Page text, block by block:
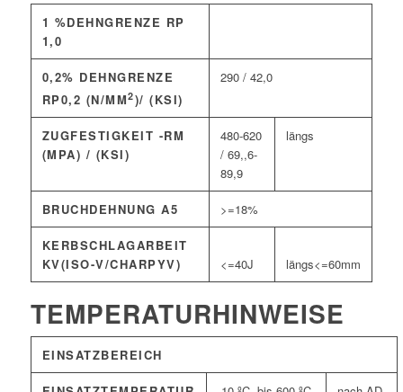
1 %DEHNGRENZE RP
1,0
0,2% DEHNGRENZE
RP0,2 (N/MM2)/ (KSI)
290 / 42,0
ZUGFESTIGKEIT -RM
(MPA) / (KSI)
480-620
/ 69,,6-
89,9
längs
BRUCHDEHNUNG A5 >=18%
KERBSCHLAGARBEIT
KV(ISO-V/CHARPYV)
<=40J längs<=60mm
TEMPERATURHINWEISE
EINSATZBEREICH